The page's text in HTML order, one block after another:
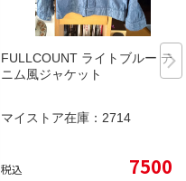
FULLCOUNT ライトブルー デ
ニム風ジャケット
マイストア在庫： 2714
税込 7500